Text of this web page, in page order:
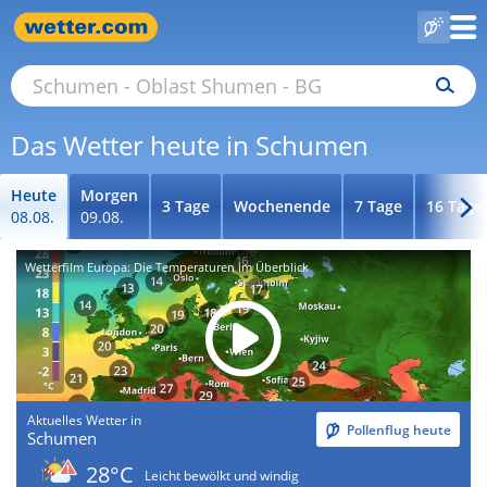
Das Wetter heute in Schumen
Heute
08.08.
Morgen
09.08.
3 Tage Wochenende 7 Tage 16 Tage
Wetterfilm Europa: Die Temperaturen im Überblick
Aktuelles Wetter in
Schumen Pollenflug heute
28°C
Leicht bewölkt und windig